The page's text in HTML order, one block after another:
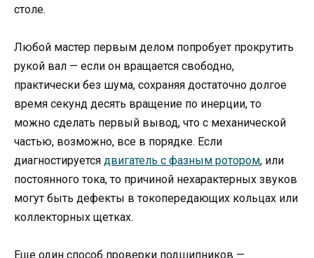
столе.
Любой мастер первым делом попробует прокрутить
рукой вал — если он вращается свободно,
практически без шума, сохраняя достаточно долгое
время секунд десять вращение по инерции, то
можно сделать первый вывод, что с механической
частью, возможно, все в порядке. Если
диагностируется двигатель с фазным ротором, или
постоянного тока, то причиной нехарактерных звуков
могут быть дефекты в токопередающих кольцах или
коллекторных щетках.
Еще один способ проверки подшипников —